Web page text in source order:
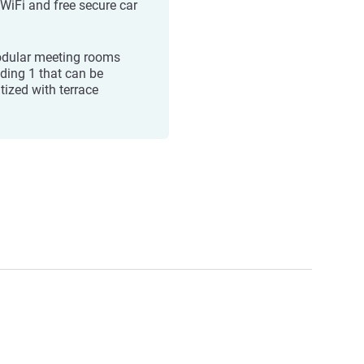
and free secure car
meeting rooms
1 that can be
with terrace